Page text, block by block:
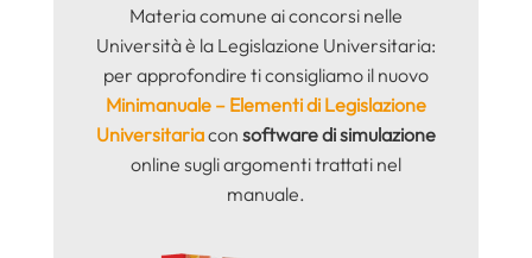
Materia comune ai concorsi nelle
Università è la Legislazione Universitaria:
per approfondire ti consigliamo il nuovo
Minimanuale – Elementi di Legislazione
Universitariacon software di simulazione
online sugli argomenti trattati nel
manuale.